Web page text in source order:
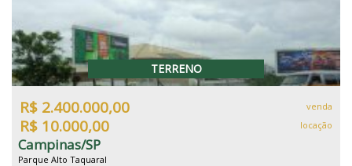
TERRENO
R$ 2.400.000,00 venda
R$ 10.000,00 locação
Campinas/SP
Parque Alto Taquaral